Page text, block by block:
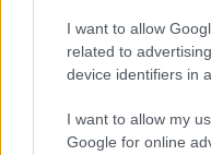
I want to allow
related to
device identifiers in
I want to allow my
Google for online
Az alábbi
összehasonlítom a
módszer eredményét:
A KSH mai
Az amerikai